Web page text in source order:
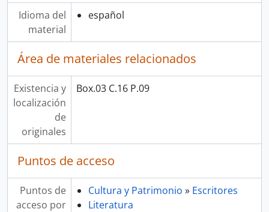
Idioma del
material
español
Área de materiales relacionados
Existencia y
localización
de
originales
Box.03 C.16 P.09
Puntos de acceso
Puntos de
acceso por
Cultura y Patrimonio » Escritores
Literatura